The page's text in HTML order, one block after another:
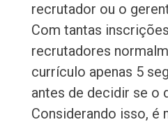
recrutador ou o
Com tantas
recrutadores
currículo apenas 5
antes de decidir se o
Considerando isso, é